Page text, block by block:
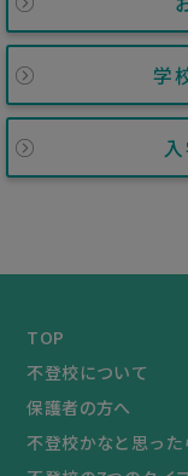
学
TOP
不登校について
保護者の方へ
不登校かなと思った